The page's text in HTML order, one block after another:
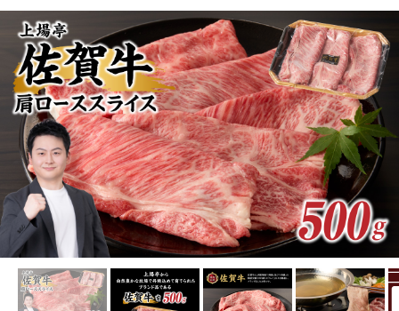
黒毛和牛
TOP 肉 牛肉 すき焼き(牛肉) 上場亭 佐賀牛肩ロース
TOP 肉 牛肉 しゃぶしゃぶ(牛肉) 上場亭 佐賀牛肩ロ